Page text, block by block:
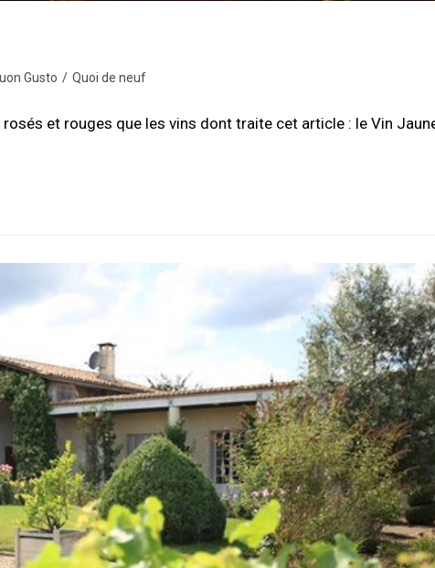
Gusto / Quoi de neuf
et rouges que les vins dont traite cet article : le Vin